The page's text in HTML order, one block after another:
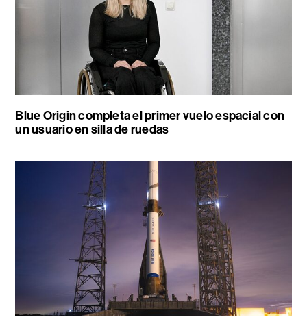
Blue Origin completa el primer vuelo espacial con
un usuario en silla de ruedas